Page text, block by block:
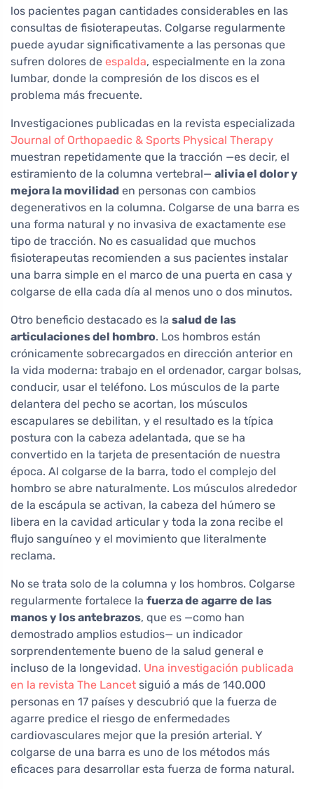
los pacientes pagan cantidades considerables en las
consultas de fisioterapeutas. Colgarse regularmente
puede ayudar significativamente a las personas que
sufren dolores de espalda, especialmente en la zona
lumbar, donde la compresión de los discos es el
problema más frecuente.
Investigaciones publicadas en la revista especializada
Journal of Orthopaedic & Sports Physical Therapy
muestran repetidamente que la tracción —es decir, el
estiramiento de la columna vertebral— alivia el dolor y
mejora la movilidad en personas con cambios
degenerativos en la columna. Colgarse de una barra es
una forma natural y no invasiva de exactamente ese
tipo de tracción. No es casualidad que muchos
fisioterapeutas recomienden a sus pacientes instalar
una barra simple en el marco de una puerta en casa y
colgarse de ella cada día al menos uno o dos minutos.
Otro beneficio destacado es la salud de las
articulaciones del hombro. Los hombros están
crónicamente sobrecargados en dirección anterior en
la vida moderna: trabajo en el ordenador, cargar bolsas,
conducir, usar el teléfono. Los músculos de la parte
delantera del pecho se acortan, los músculos
escapulares se debilitan, y el resultado es la típica
postura con la cabeza adelantada, que se ha
convertido en la tarjeta de presentación de nuestra
época. Al colgarse de la barra, todo el complejo del
hombro se abre naturalmente. Los músculos alrededor
de la escápula se activan, la cabeza del húmero se
libera en la cavidad articular y toda la zona recibe el
flujo sanguíneo y el movimiento que literalmente
reclama.
No se trata solo de la columna y los hombros. Colgarse
regularmente fortalece la fuerza de agarre de las
manos y los antebrazos, que es —como han
demostrado amplios estudios— un indicador
sorprendentemente bueno de la salud general e
incluso de la longevidad. Una investigación publicada
en la revista The Lancet siguió a más de 140.000
personas en 17 países y descubrió que la fuerza de
agarre predice el riesgo de enfermedades
cardiovasculares mejor que la presión arterial. Y
colgarse de una barra es uno de los métodos más
eficaces para desarrollar esta fuerza de forma natural.